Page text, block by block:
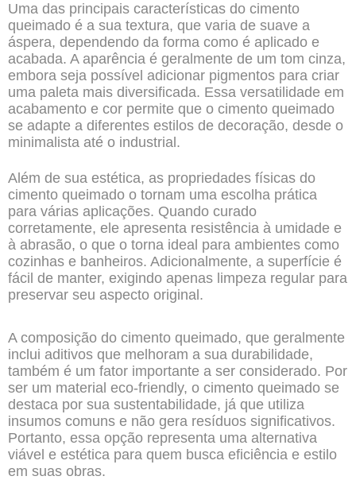
Uma das principais características do cimento
queimado é a sua textura, que varia de suave a
áspera, dependendo da forma como é aplicado e
acabada. A aparência é geralmente de um tom cinza,
embora seja possível adicionar pigmentos para criar
uma paleta mais diversificada. Essa versatilidade em
acabamento e cor permite que o cimento queimado
se adapte a diferentes estilos de decoração, desde o
minimalista até o industrial.
Além de sua estética, as propriedades físicas do
cimento queimado o tornam uma escolha prática
para várias aplicações. Quando curado
corretamente, ele apresenta resistência à umidade e
à abrasão, o que o torna ideal para ambientes como
cozinhas e banheiros. Adicionalmente, a superfície é
fácil de manter, exigindo apenas limpeza regular para
preservar seu aspecto original.
A composição do cimento queimado, que geralmente
inclui aditivos que melhoram a sua durabilidade,
também é um fator importante a ser considerado. Por
ser um material eco-friendly, o cimento queimado se
destaca por sua sustentabilidade, já que utiliza
insumos comuns e não gera resíduos significativos.
Portanto, essa opção representa uma alternativa
viável e estética para quem busca eficiência e estilo
em suas obras.